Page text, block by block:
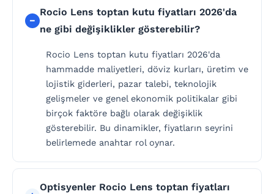
Rocio Lens toptan kutu fiyatları 2026'da
ne gibi değişiklikler gösterebilir?
Rocio Lens toptan kutu fiyatları 2026'da
hammadde maliyetleri, döviz kurları, üretim ve
lojistik giderleri, pazar talebi, teknolojik
gelişmeler ve genel ekonomik politikalar gibi
birçok faktöre bağlı olarak değişiklik
gösterebilir. Bu dinamikler, fiyatların seyrini
belirlemede anahtar rol oynar.
Optisyenler Rocio Lens toptan fiyatları